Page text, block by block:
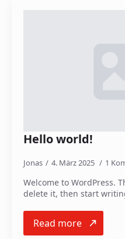
Hello world!
Jonas 4. März 2025 1
Welcome to WordPress.
delete it, then start
Read more